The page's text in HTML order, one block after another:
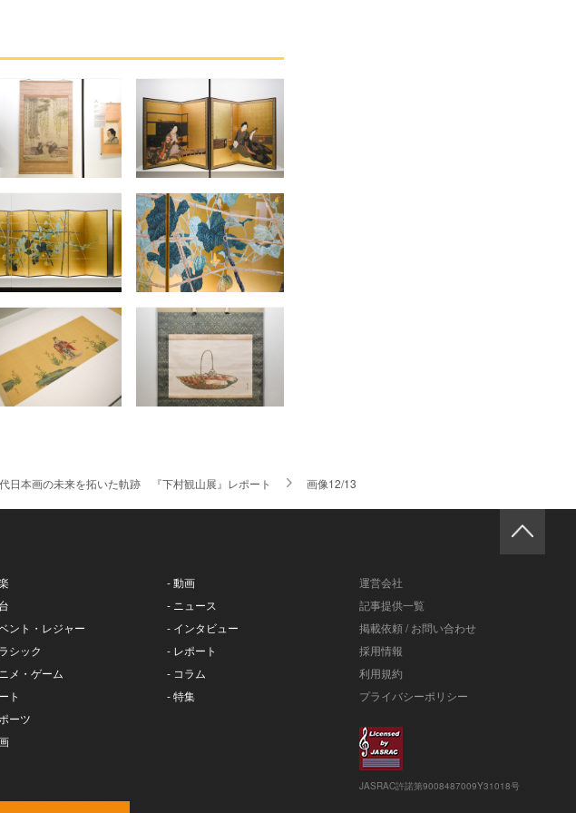
日本画の未来を拓いた軌跡 『下村観山展』レポート 画像12/13
ント・レジャー
シック
メ・ゲーム
ト
ーツ
- 動画
- ニュース
- インタビュー
- レポート
- コラム
- 特集
運営会社
記事提供一覧
掲載依頼 / お問い合わせ
採用情報
利用規約
プライバシーポリシー
JASRAC許諾第9008487009Y31018号